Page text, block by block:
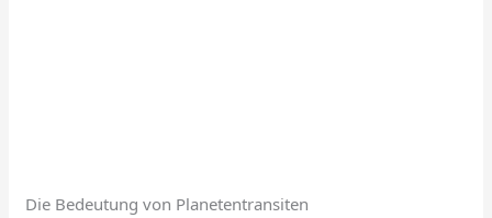
Die Bedeutung von Planetentransiten